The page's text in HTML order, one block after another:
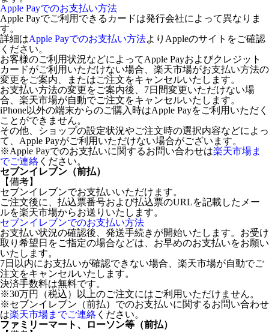
Apple Payでのお支払い方法
Apple Payでご利用できるカードは発行会社によって異なりま
す。
詳細はApple Payでのお支払い方法よりAppleのサイトをご確認
ください。
お客様のご利用状況などによってApple Payおよびクレジット
カードがご利用いただけない場合、楽天市場がお支払い方法の
変更をご案内、またはご注文をキャンセルいたします。
お支払い方法の変更をご案内後、7日間変更いただけない場
合、楽天市場が自動でご注文をキャンセルいたします。
iPhone以外の端末からのご購入時はApple Payをご利用いただく
ことができません。
その他、ショップの設定状況やご注文時の選択内容などによっ
て、Apple Payがご利用いただけない場合がございます。
※Apple Payでのお支払いに関するお問い合わせは楽天市場ま
でご連絡 ください。
セブンイレブン（前払）
【備考】
セブンイレブンでお支払いいただけます。
ご注文後に、払込票番号および払込票のURLを記載したメー
ルを楽天市場からお送りいたします。
セブンイレブンでのお支払い方法
お支払い状況の確認後、発送手続きが開始いたします。お受け
取り希望日をご指定の場合などは、お早めのお支払いをお願い
いたします。
7日以内にお支払いが確認できない場合、楽天市場が自動でご
注文をキャンセルいたします。
決済手数料は無料です。
※30万円（税込）以上のご注文にはご利用いただけません。
※セブンイレブン（前払）でのお支払いに関するお問い合わせ
は楽天市場までご連絡 ください。
ファミリーマート、ローソン等（前払）